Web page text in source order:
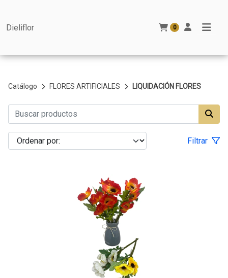
Dieliflor 0
Catálogo FLORES ARTIFICIALES LIQUIDACIÓN FLORES
Filtrar